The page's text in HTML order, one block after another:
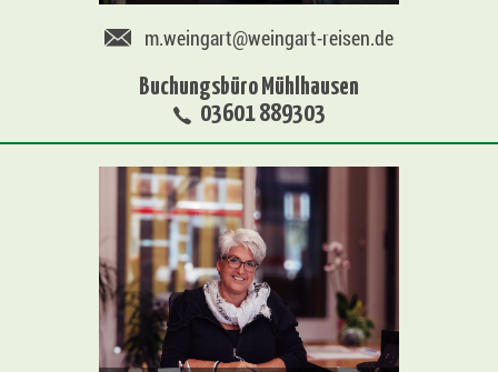
m.weingart@weingart-reisen.de
Buchungsbüro Mühlhausen
03601 889303